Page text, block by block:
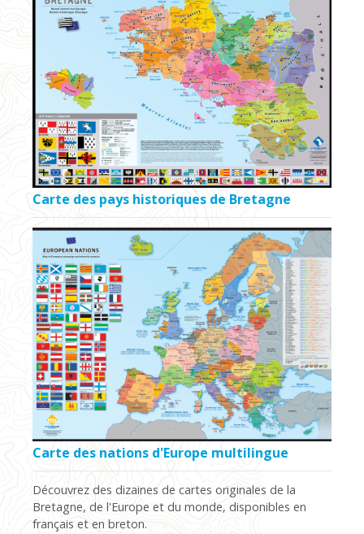
Carte des pays historiques de Bretagne
Carte des nations d'Europe multilingue
Découvrez des dizaines de cartes originales de la
Bretagne, de l'Europe et du monde, disponibles en
français et en breton.